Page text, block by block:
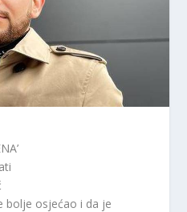
bolje osjećao i da je